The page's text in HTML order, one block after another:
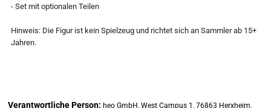
-
- Set mit optionalen Teilen
Hinweis: Die Figur ist kein Spielzeug und richtet sich an Sammler ab 15+
Jahren.
Verantwortliche Person:heo GmbH, West Campus 1, 76863 Herxheim,